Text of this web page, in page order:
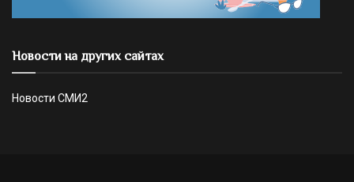
Новости на других сайтах
Новости СМИ2